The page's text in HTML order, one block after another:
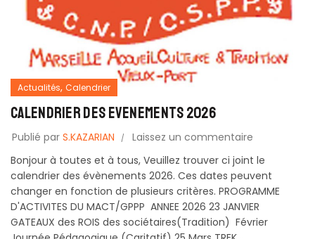
Actualités, Calendrier
CALENDRIER des EVENEMENTS 2026
Publié par S.KAZARIAN
Laissez un commentaire
Bonjour à toutes et à tous, Veuillez trouver ci joint le
calendrier des évènements 2026. Ces dates peuvent
changer en fonction de plusieurs critères. PROGRAMME
D'ACTIVITES DU MACT/GPPP ANNEE 2026 23 JANVIER
GATEAUX des ROIS des sociétaires(Tradition) Février